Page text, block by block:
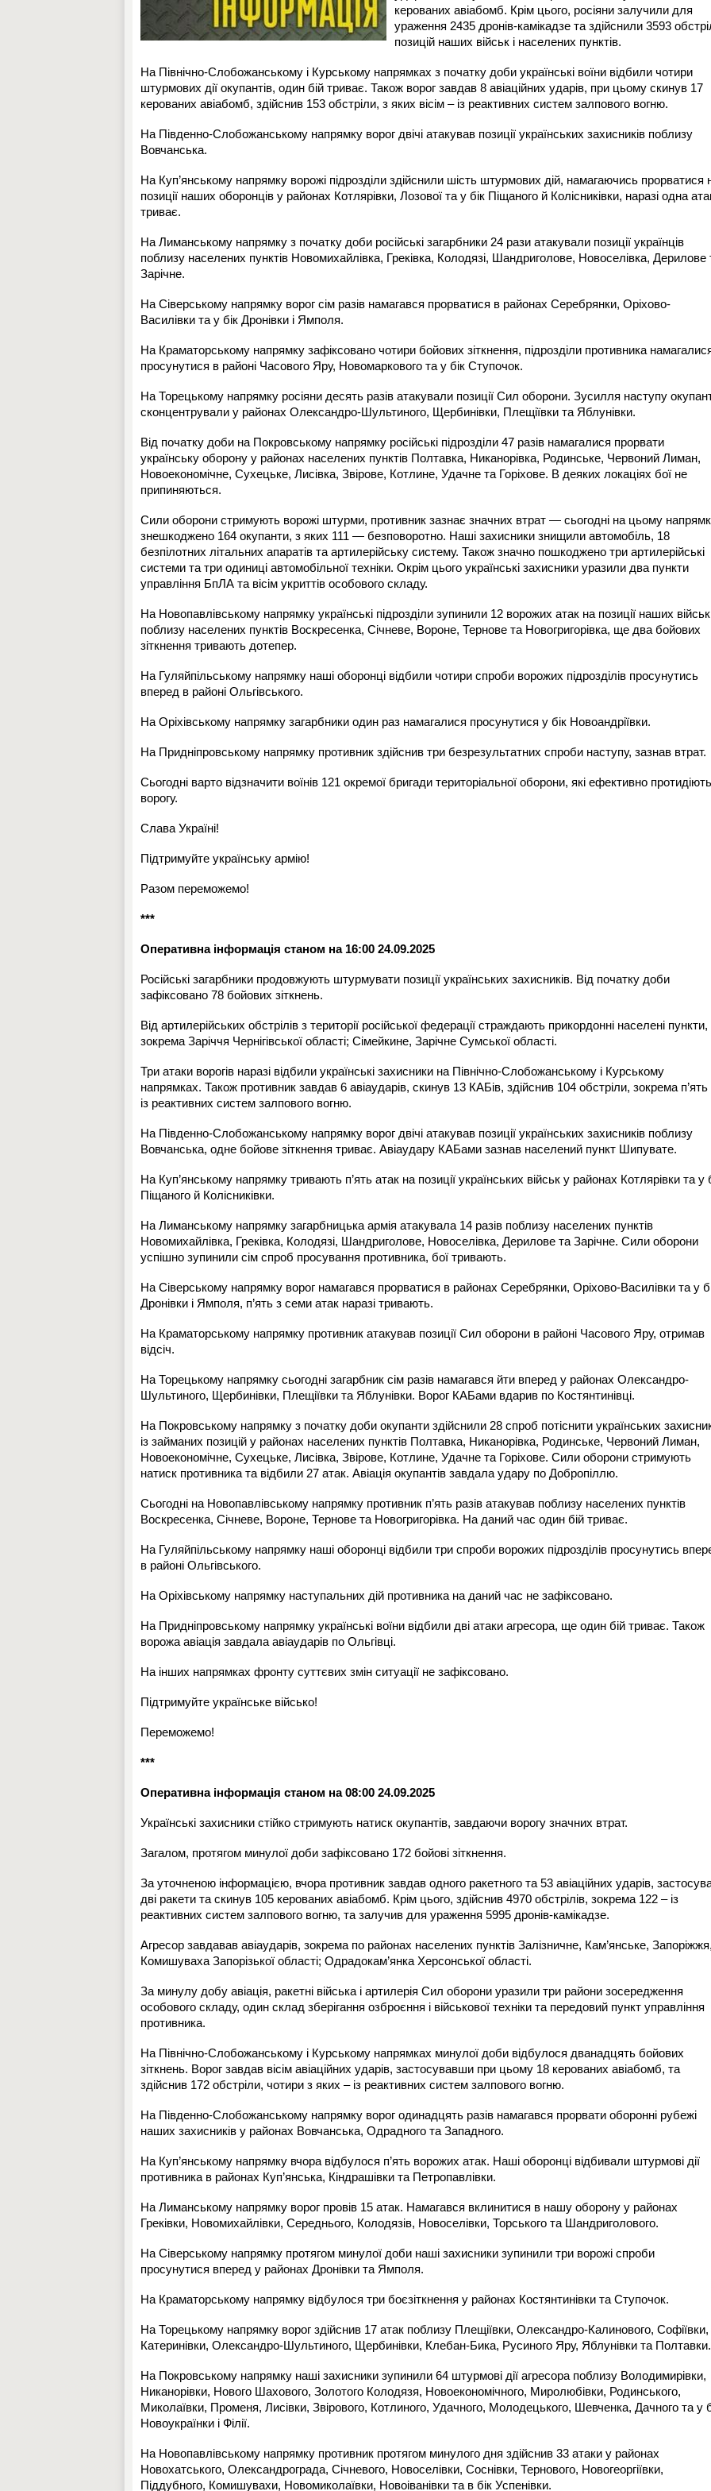
керованих авіабомб. Крім цього, росіяни залучили для
ураження 2435 дронів-камікадзе та здійснили 3593
позицій наших військ і населених пунктів.
На Північно-Слобожанському і Курському напрямках з початку доби українські воїни відбили чотири
штурмових дії окупантів, один бій триває. Також ворог завдав 8 авіаційних ударів, при цьому скинув 17
керованих авіабомб, здійснив 153 обстріли, з яких вісім – із реактивних систем залпового вогню.
На Південно-Слобожанському напрямку ворог двічі атакував позиції українських захисників поблизу
Вовчанська.
На Куп’янському напрямку ворожі підрозділи здійснили шість штурмових дій, намагаючись прорватися
позиції наших оборонців у районах Котлярівки, Лозової та у бік Піщаного й Колісниківки, наразі одна
триває.
На Лиманському напрямку з початку доби російські загарбники 24 рази атакували позиції українців
поблизу населених пунктів Новомихайлівка, Греківка, Колодязі, Шандриголове, Новоселівка, Дерилове
Зарічне.
На Сіверському напрямку ворог сім разів намагався прорватися в районах Серебрянки, Оріхово-
Василівки та у бік Дронівки і Ямполя.
На Краматорському напрямку зафіксовано чотири бойових зіткнення, підрозділи противника
просунутися в районі Часового Яру, Новомаркового та у бік Ступочок.
На Торецькому напрямку росіяни десять разів атакували позиції Сил оборони. Зусилля наступу
сконцентрували у районах Олександро-Шультиного, Щербинівки, Плещіївки та Яблунівки.
Від початку доби на Покровському напрямку російські підрозділи 47 разів намагалися прорвати
українську оборону у районах населених пунктів Полтавка, Никанорівка, Родинське, Червоний Лиман,
Новоекономічне, Сухецьке, Лисівка, Звірове, Котлине, Удачне та Горіхове. В деяких локаціях бої не
припиняються.
Сили оборони стримують ворожі штурми, противник зазнає значних втрат — сьогодні на цьому
знешкоджено 164 окупанти, з яких 111 — безповоротно. Наші захисники знищили автомобіль, 18
безпілотних літальних апаратів та артилерійську систему. Також значно пошкоджено три артилерійські
системи та три одиниці автомобільної техніки. Окрім цього українські захисники уразили два пункти
управління БпЛА та вісім укриттів особового складу.
На Новопавлівському напрямку українські підрозділи зупинили 12 ворожих атак на позиції наших військ
поблизу населених пунктів Воскресенка, Січневе, Вороне, Тернове та Новогригорівка, ще два бойових
зіткнення тривають дотепер.
На Гуляйпільському напрямку наші оборонці відбили чотири спроби ворожих підрозділів просунутись
вперед в районі Ольгівського.
На Оріхівському напрямку загарбники один раз намагалися просунутися у бік Новоандріївки.
На Придніпровському напрямку противник здійснив три безрезультатних спроби наступу, зазнав втрат.
Сьогодні варто відзначити воїнів 121 окремої бригади територіальної оборони, які ефективно протидіють
ворогу.
Слава Україні!
Підтримуйте українську армію!
Разом переможемо!
***
Оперативна інформація станом на 16:00 24.09.2025
Російські загарбники продовжують штурмувати позиції українських захисників. Від початку доби
зафіксовано 78 бойових зіткнень.
Від артилерійських обстрілів з території російської федерації страждають прикордонні населені пункти,
зокрема Заріччя Чернігівської області; Сімейкине, Зарічне Сумської області.
Три атаки ворогів наразі відбили українські захисники на Північно-Слобожанському і Курському
напрямках. Також противник завдав 6 авіаударів, скинув 13 КАБів, здійснив 104 обстріли, зокрема
із реактивних систем залпового вогню.
На Південно-Слобожанському напрямку ворог двічі атакував позиції українських захисників поблизу
Вовчанська, одне бойове зіткнення триває. Авіаудару КАБами зазнав населений пункт Шипувате.
На Куп’янському напрямку тривають п’ять атак на позиції українських військ у районах Котлярівки та у
Піщаного й Колісниківки.
На Лиманському напрямку загарбницька армія атакувала 14 разів поблизу населених пунктів
Новомихайлівка, Греківка, Колодязі, Шандриголове, Новоселівка, Дерилове та Зарічне. Сили оборони
успішно зупинили сім спроб просування противника, бої тривають.
На Сіверському напрямку ворог намагався прорватися в районах Серебрянки, Оріхово-Василівки та у
Дронівки і Ямполя, п’ять з семи атак наразі тривають.
На Краматорському напрямку противник атакував позиції Сил оборони в районі Часового Яру, отримав
відсіч.
На Торецькому напрямку сьогодні загарбник сім разів намагався йти вперед у районах Олександро-
Шультиного, Щербинівки, Плещіївки та Яблунівки. Ворог КАБами вдарив по Костянтинівці.
На Покровському напрямку з початку доби окупанти здійснили 28 спроб потіснити українських
із займаних позицій у районах населених пунктів Полтавка, Никанорівка, Родинське, Червоний Лиман,
Новоекономічне, Сухецьке, Лисівка, Звірове, Котлине, Удачне та Горіхове. Сили оборони стримують
натиск противника та відбили 27 атак. Авіація окупантів завдала удару по Добропіллю.
Сьогодні на Новопавлівському напрямку противник п’ять разів атакував поблизу населених пунктів
Воскресенка, Січневе, Вороне, Тернове та Новогригорівка. На даний час один бій триває.
На Гуляйпільському напрямку наші оборонці відбили три спроби ворожих підрозділів просунутись
в районі Ольгівського.
На Оріхівському напрямку наступальних дій противника на даний час не зафіксовано.
На Придніпровському напрямку українські воїни відбили дві атаки агресора, ще один бій триває. Також
ворожа авіація завдала авіаударів по Ольгівці.
На інших напрямках фронту суттєвих змін ситуації не зафіксовано.
Підтримуйте українське військо!
Переможемо!
***
Оперативна інформація станом на 08:00 24.09.2025
Українські захисники стійко стримують натиск окупантів, завдаючи ворогу значних втрат.
Загалом, протягом минулої доби зафіксовано 172 бойові зіткнення.
За уточненою інформацією, вчора противник завдав одного ракетного та 53 авіаційних ударів,
дві ракети та скинув 105 керованих авіабомб. Крім цього, здійснив 4970 обстрілів, зокрема 122 – із
реактивних систем залпового вогню, та залучив для ураження 5995 дронів-камікадзе.
Агресор завдавав авіаударів, зокрема по районах населених пунктів Залізничне, Кам’янське,
Комишуваха Запорізької області; Одрадокам’янка Херсонської області.
За минулу добу авіація, ракетні війська і артилерія Сил оборони уразили три райони зосередження
особового складу, один склад зберігання озброєння і військової техніки та передовий пункт управління
противника.
На Північно-Слобожанському і Курському напрямках минулої доби відбулося дванадцять бойових
зіткнень. Ворог завдав вісім авіаційних ударів, застосувавши при цьому 18 керованих авіабомб, та
здійснив 172 обстріли, чотири з яких – із реактивних систем залпового вогню.
На Південно-Слобожанському напрямку ворог одинадцять разів намагався прорвати оборонні рубежі
наших захисників у районах Вовчанська, Одрадного та Западного.
На Куп’янському напрямку вчора відбулося п’ять ворожих атак. Наші оборонці відбивали штурмові дії
противника в районах Куп’янська, Кіндрашівки та Петропавлівки.
На Лиманському напрямку ворог провів 15 атак. Намагався вклинитися в нашу оборону у районах
Греківки, Новомихайлівки, Середнього, Колодязів, Новоселівки, Торського та Шандриголового.
На Сіверському напрямку протягом минулої доби наші захисники зупинили три ворожі спроби
просунутися вперед у районах Дронівки та Ямполя.
На Краматорському напрямку відбулося три боєзіткнення у районах Костянтинівки та Ступочок.
На Торецькому напрямку ворог здійснив 17 атак поблизу Плещіївки, Олександро-Калинового, Софіївки,
Катеринівки, Олександро-Шультиного, Щербинівки, Клебан-Бика, Русиного Яру, Яблунівки та Полтавки.
На Покровському напрямку наші захисники зупинили 64 штурмові дії агресора поблизу Володимирівки,
Никанорівки, Нового Шахового, Золотого Колодязя, Новоекономічного, Миролюбівки, Родинського,
Миколаївки, Променя, Лисівки, Звірового, Котлиного, Удачного, Молодецького, Шевченка, Дачного та у
Новоукраїнки і Філії.
На Новопавлівському напрямку противник протягом минулого дня здійснив 33 атаки у районах
Новохатського, Олександрограда, Січневого, Новоселівки, Соснівки, Тернового, Новогеоргіївки,
Піддубного, Комишувахи, Новомиколаївки, Новоіванівки та в бік Успенівки.